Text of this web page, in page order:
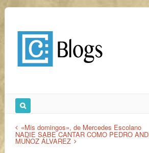
«Mis domingos», de Mercedes Escolano
NADIE SABE CANTAR COMO PEDRO
MUÑOZ ÁLVAREZ